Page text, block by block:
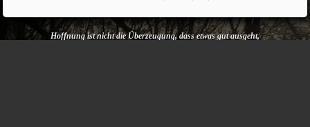
ALLE
DEINE
DATEN
VERLOREN!
Hoffnung ist nicht die Überzeugung, dass etwas gut ausgeht,